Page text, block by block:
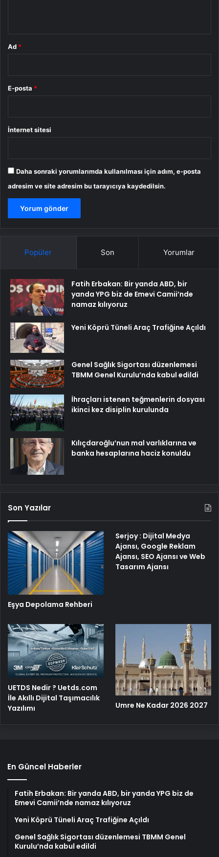
Ad *
E-posta *
İnternet sitesi
Daha sonraki yorumlarımda kullanılması için adım, e-posta
adresim ve site adresim bu tarayıcıya kaydedilsin.
Popüler Son Yorumlar
Fatih Erbakan: Bir yanda ABD, bir
yanda YPG biz de Emevi Camii’nde
namaz kılıyoruz
Yeni Köprü Tüneli Araç Trafiğine Açıldı
Genel Sağlık Sigortası düzenlemesi
TBMM Genel Kurulu’nda kabul edildi
İhraçları istenen teğmenlerin dosyası
ikinci kez disiplin kurulunda
Kılıçdaroğlu’nun mal varlıklarına ve
banka hesaplarına haciz konuldu
Son Yazılar
Eşya Depolama Rehberi
Serjoy : Dijital Medya
Ajansı, Google Reklam
Ajansı, SEO Ajansı ve Web
Tasarım Ajansı
UETDS Nedir ? Uetds.com
İle Akıllı Dijital Taşımacılık
Yazılımı
Umre Ne Kadar 2026 2027
En Güncel Haberler
Fatih Erbakan: Bir yanda ABD, bir yanda YPG biz de
Emevi Camii’nde namaz kılıyoruz
Yeni Köprü Tüneli Araç Trafiğine Açıldı
Genel Sağlık Sigortası düzenlemesi TBMM Genel
Kurulu’nda kabul edildi